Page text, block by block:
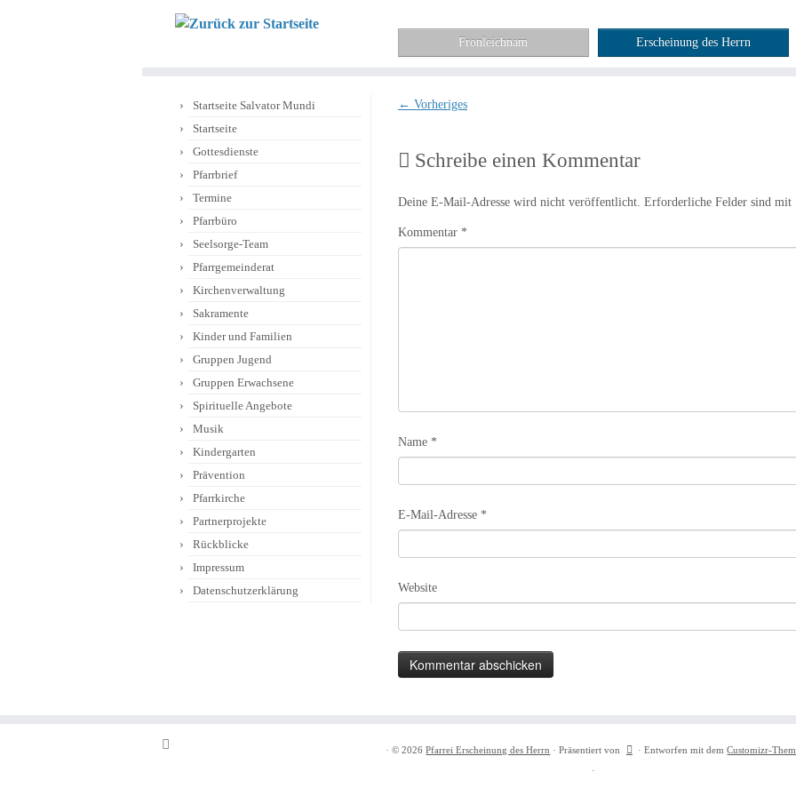
Fronleichnam Erscheinung des Herrn
Startseite Salvator Mundi
Startseite
Gottesdienste
Pfarrbrief
Termine
Pfarrbüro
Seelsorge-Team
Pfarrgemeinderat
Kirchenverwaltung
Sakramente
Kinder und Familien
Gruppen Jugend
Gruppen Erwachsene
Spirituelle Angebote
Musik
Kindergarten
Prävention
Pfarrkirche
Partnerprojekte
Rückblicke
Impressum
Datenschutzerklärung
← Vorheriges
Schreibe einen Kommentar
Deine E-Mail-Adresse wird nicht veröffentlicht. Erforderliche Felder sind mit
Kommentar *
Name *
E-Mail-Adresse *
Website
·© 2026 Pfarrei Erscheinung des Herrn ·Präsentiert von ·Entworfen mit demCustomizr-
·